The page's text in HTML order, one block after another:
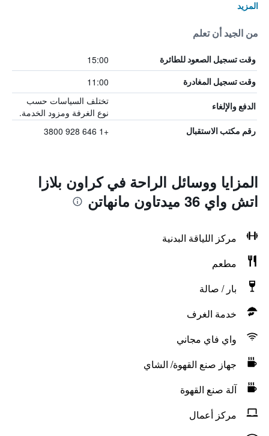
المزيد
من الجيد أن تعلم
وقت تسجيل الصعود للطائرة 15:00
وقت تسجيل المغادرة 11:00
الدفع والإلغاء
تختلف السياسات حسب
نوع الغرفة ومزود الخدمة.
رقم مكتب الاستقبال +1 646 928 3800
المزايا ووسائل الراحة في كراون بلازا
اتش واي 36 ميدتاون مانهاتن
مركز اللياقة البدنية
مطعم
بار / صالة
خدمة الغرف
واي فاي مجاني
جهاز صنع القهوة/ الشاي
آلة صنع القهوة
مركز أعمال